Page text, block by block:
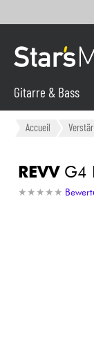
Synths
Gitarre & Bass
Accueil
REVVG4
★ ★ ★ ★ ★
★ ★ ★ ★ ★